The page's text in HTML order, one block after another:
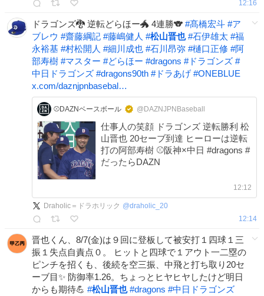
12:16
ドラゴンズ🐉 逆転どらほー🐲 4連勝🐨 #髙橋宏斗 #ア
ブレウ #齋藤綱記 #藤嶋健人 #松山晋也 #石伊雄太 #福
永裕基 #村松開人 #細川成也 #石川昂弥 #樋口正修 #阿
部寿樹 #マスター #どらほー #dragons #ドラゴンズ #
中日ドラゴンズ #dragons90th #ドラあげ #ONEBLUE
x.com/daznjpnbasebal…
⚾️DAZNベースボール @DAZNJPNBaseball
仕事人の笑顔 ドラゴンズ 逆転勝利 松
山晋也 20セーブ到達 ヒーローは逆転
打の阿部寿樹 ⚾️阪神×中日 #dragons #
だったらDAZN
12:12
Draholic＝ドラホリック @draholic_20
12:14
晋也くん、8/7(金)は９回に登板して被安打１四球１三
振１失点自責点０。 ヒットと四球で１アウト一二塁の
ピンチを招くも、後続を空三振、中飛と打ち取り20セ
ーブ目✨ 防御率1.26。ちょっとヒヤヒヤしたけど明日
からも期待💪 #松山晋也 #dragons #中日ドラゴンズ